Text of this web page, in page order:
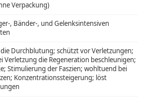
Verpackung)
, Bänder-, und Gelenksintensiven
Durchblutung; schützt vor Verletzungen;
Verletzung die Regeneration beschleunigen;
Stimulierung der Faszien; wohltuend bei
Konzentrationssteigerung; löst